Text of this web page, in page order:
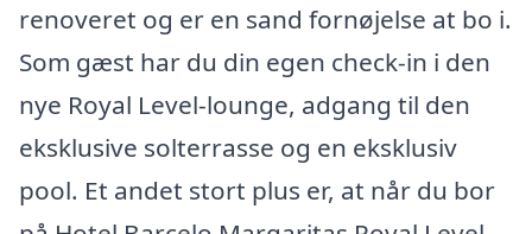
renoveret og er en sand fornøjelse at bo i.
Som gæst har du din egen check-in i den
nye Royal Level-lounge, adgang til den
eksklusive solterrasse og en eksklusiv
pool. Et andet stort plus er, at når du bor